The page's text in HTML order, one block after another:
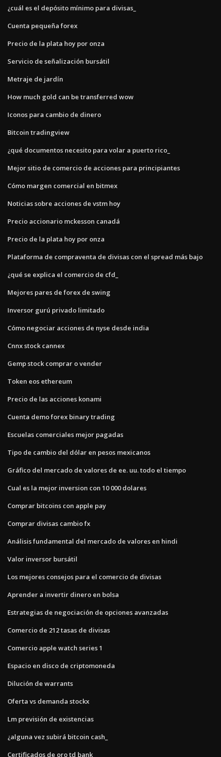
¿cuál es el depósito mínimo para divisas_
Cuenta pequeña forex
Precio de la plata hoy por onza
Servicio de señalización bursátil
Metraje de jardín
How much gold can be transferred wow
Iconos para cambio de dinero
Bitcoin tradingview
¿qué documentos necesito para volar a puerto rico_
Mejor sitio de comercio de acciones para principiantes
Cómo margen comercial en bitmex
Noticias sobre acciones de vstm hoy
Precio accionario mckesson canadá
Precio de la plata hoy por onza
Plataforma de compraventa de divisas con el spread más bajo
¿qué se explica el comercio de cfd_
Mejores pares de forex de swing
Inversor gurú privado limitado
Cómo negociar acciones de nyse desde india
Cnnx stock cannex
Gemp stock comprar o vender
Token eos ethereum
Precio de las acciones konami
Cuenta demo forex binary trading
Escuelas comerciales mejor pagadas
Tipo de cambio del dólar en pesos mexicanos
Gráfico del mercado de valores de ee. uu. todo el tiempo
Cual es la mejor inversion con 10 000 dolares
Comprar bitcoins con apple pay
Comprar divisas cambio fx
Análisis fundamental del mercado de valores en hindi
Valor inversor bursátil
Los mejores consejos para el comercio de divisas
Aprender a invertir dinero en bolsa
Estrategias de negociación de opciones avanzadas
Comercio de 212 tasas de divisas
Comercio apple watch series 1
Espacio en disco de criptomoneda
Dilución de warrants
Oferta vs demanda stockx
Lm previsión de existencias
¿alguna vez subirá bitcoin cash_
Certificados de oro td bank